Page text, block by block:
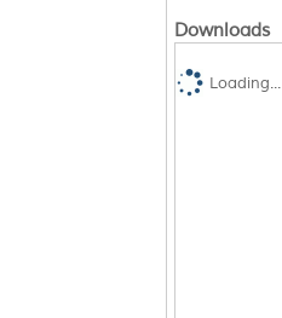
Downloads
Loading...